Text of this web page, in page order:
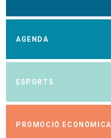
AGENDA
ESPORTS
PROMOCIÓ ECONÒMICA